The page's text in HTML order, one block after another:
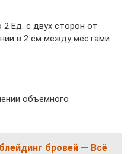
2 Ед. с двух сторон от
в 2 см между местами
объемного
бровей — Всё